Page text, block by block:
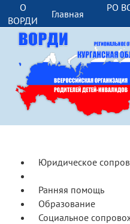
О
ВОРДИ
Главная
РО
Юридическое
Ранняя помощь
Образование
Социальное